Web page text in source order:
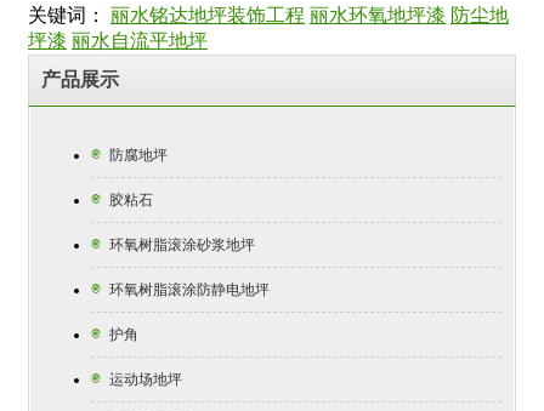
关键词： 丽水铭达地坪装饰工程 丽水环氧地坪漆 防尘地
坪漆 丽水自流平地坪
产品展示
 防腐地坪
 胶粘石
 环氧树脂滚涂砂浆地坪
 环氧树脂滚涂防静电地坪
 护角
 运动场地坪